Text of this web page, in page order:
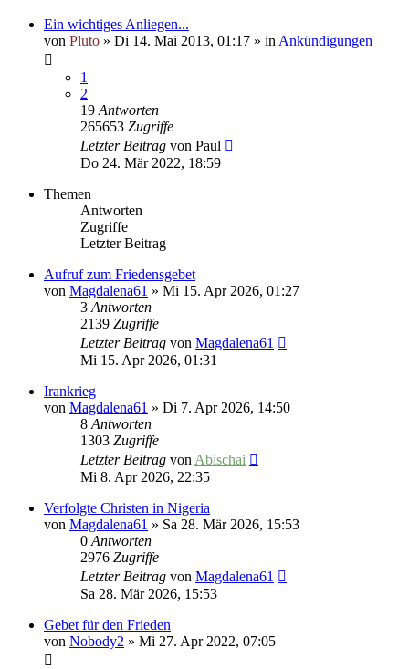
Ein wichtiges Anliegen...
von Pluto » Di 14. Mai 2013, 01:17 » in Ankündigungen
1
2
19 Antworten
265653 Zugriffe
Letzter Beitrag von Paul
Do 24. Mär 2022, 18:59
Themen
Antworten
Zugriffe
Letzter Beitrag
Aufruf zum Friedensgebet
von Magdalena61 » Mi 15. Apr 2026, 01:27
3 Antworten
2139 Zugriffe
Letzter Beitrag von Magdalena61
Mi 15. Apr 2026, 01:31
Irankrieg
von Magdalena61 » Di 7. Apr 2026, 14:50
8 Antworten
1303 Zugriffe
Letzter Beitrag von Abischai
Mi 8. Apr 2026, 22:35
Verfolgte Christen in Nigeria
von Magdalena61 » Sa 28. Mär 2026, 15:53
0 Antworten
2976 Zugriffe
Letzter Beitrag von Magdalena61
Sa 28. Mär 2026, 15:53
Gebet für den Frieden
von Nobody2 » Mi 27. Apr 2022, 07:05